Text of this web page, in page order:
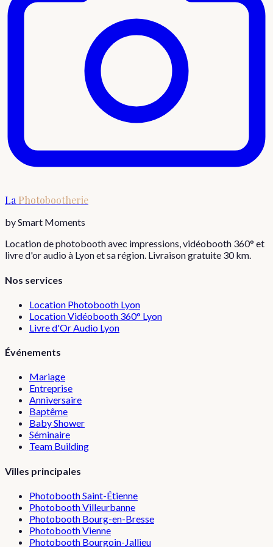
LaPhotobootherie
by Smart Moments
Location de photobooth avec impressions, vidéobooth 360° et
livre d'or audio à Lyon et sa région. Livraison gratuite 30 km.
Nos services
Location Photobooth Lyon
Location Vidéobooth 360° Lyon
Livre d'Or Audio Lyon
Événements
Mariage
Entreprise
Anniversaire
Baptême
Baby Shower
Séminaire
Team Building
Villes principales
PhotoboothSaint-Étienne
PhotoboothVilleurbanne
Photobooth Bourg-en-Bresse
PhotoboothVienne
Photobooth Bourgoin-Jallieu